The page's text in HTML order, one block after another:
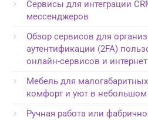
Сервисы для интеграции
мессенджеров
Обзор сервисов для
аутентификации (2FA)
онлайн-сервисов и
Мебель для
комфорт и уют в небольшом
Ручная работа или